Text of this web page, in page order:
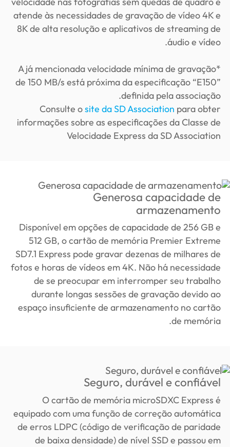
atende às necessidades de gravação de vídeo 4K e
8K de alta resolução e aplicativos de streaming de
áudio e vídeo.
*A já mencionada velocidade mínima de gravação
de 150 MB/s está próxima da especificação “E150”
definida pela associação.
Consulte osite da SD Association para obter
informações sobre as especificações da Classe de
Velocidade Express da SD Association
Generosa capacidade de
armazenamento
Disponível em opções de capacidade de 256 GB e
512 GB, o cartão de memória Premier Extreme
SD7.1 Express pode gravar dezenas de milhares de
fotos e horas de vídeos em 4K. Não há necessidade
de se preocupar em interromper seu trabalho
durante longas sessões de gravação devido ao
espaço insuficiente de armazenamento no cartão
de memória.
Seguro, durável e confiável
O cartão de memória microSDXC Express é
equipado com uma função de correção automática
de erros LDPC (código de verificação de paridade
de baixa densidade) de nível SSD e passou em